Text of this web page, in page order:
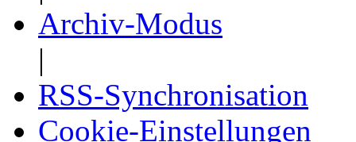
Archiv-Modus
|
RSS-Synchronisation
Cookie-Einstellungen